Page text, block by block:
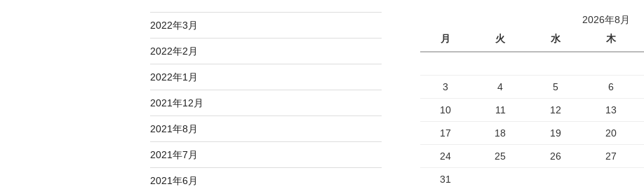
2022年3月
2022年2月
2022年1月
2021年12月
2021年8月
2021年7月
2021年6月
2026年8月
月
火 水 木
3 4 5 6
10 11 12 13
17 18 19 20
24 25 26 27
31